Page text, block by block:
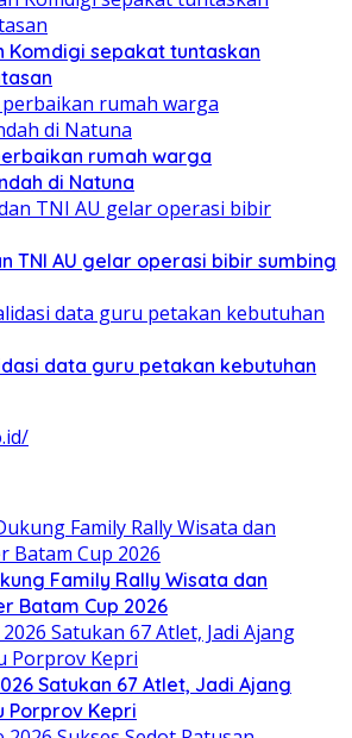
Komdigi sepakat tuntaskan
rumah warga
di Natuna
TNI AU gelar operasi bibir sumbing
data guru petakan kebutuhan
Family Rally Wisata dan
Batam Cup 2026
Satukan 67 Atlet, Jadi Ajang
Porprov Kepri